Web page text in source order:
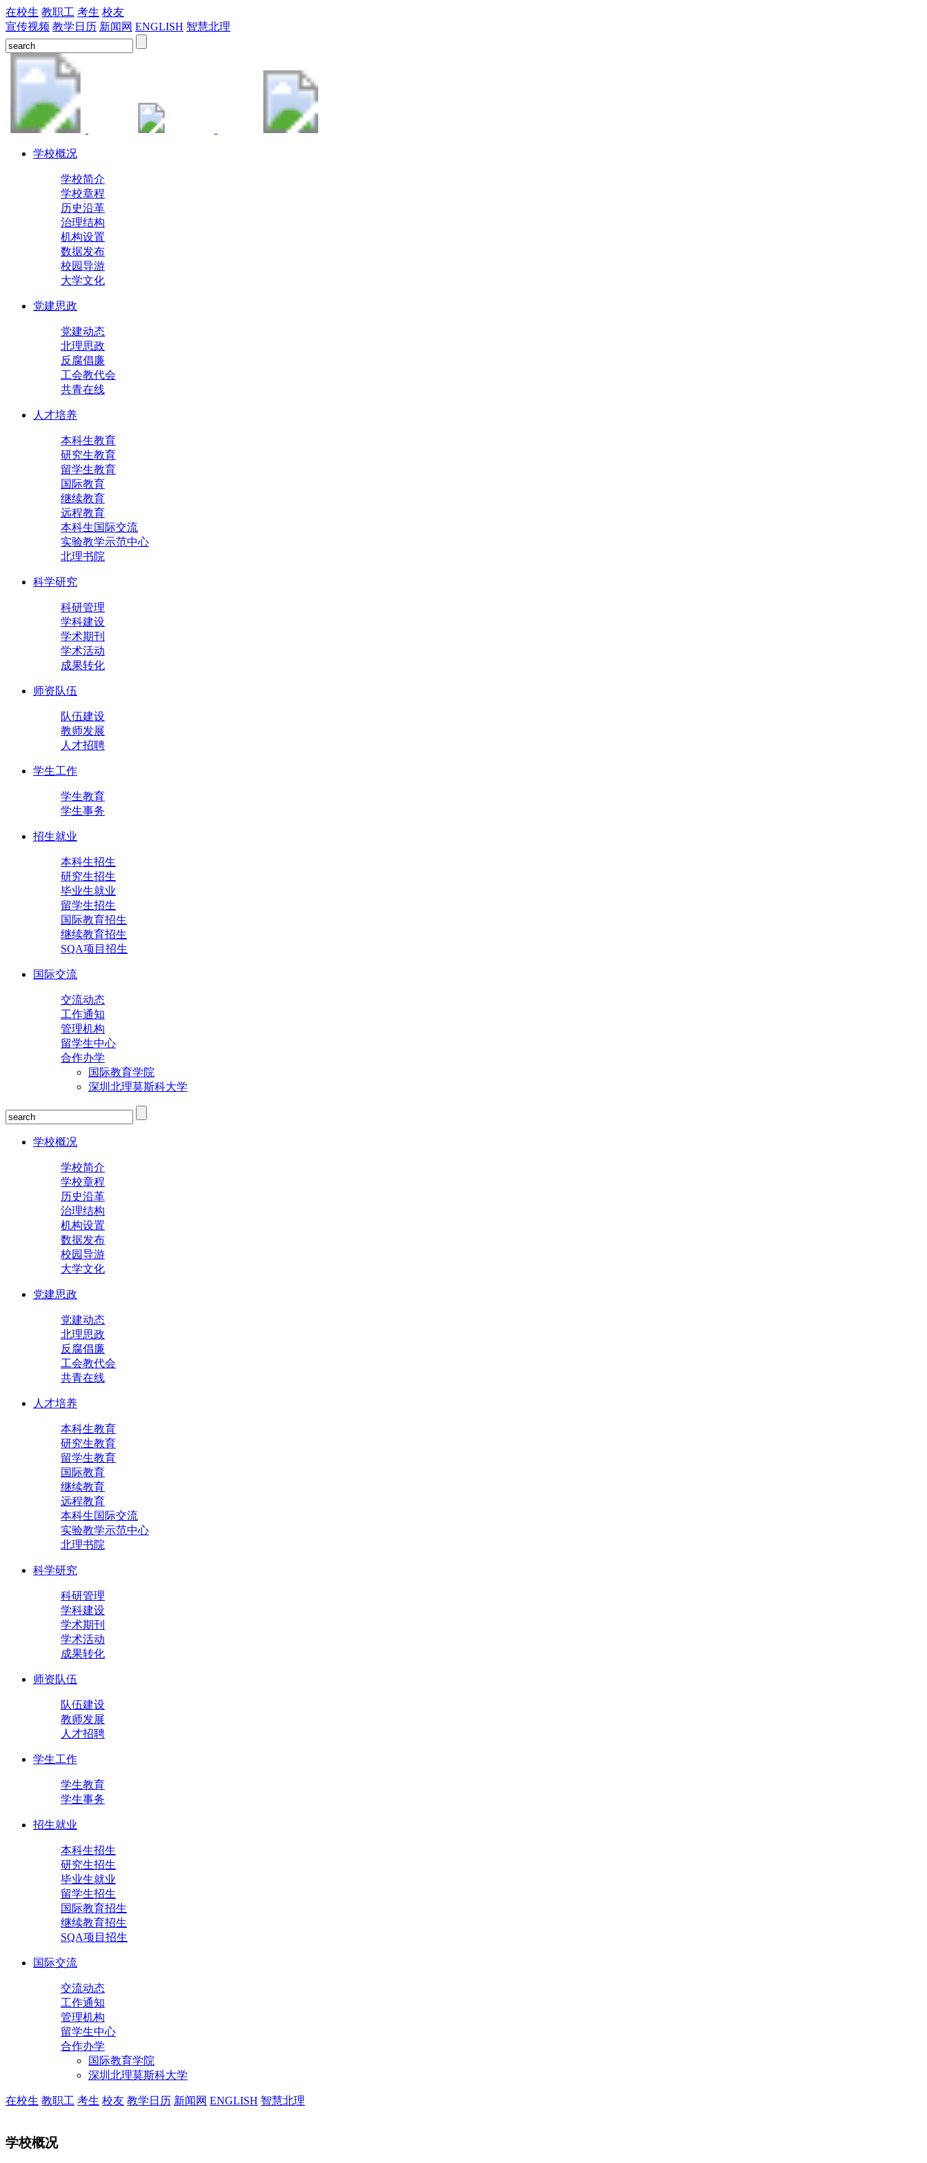
在校生 教职工 考生 校友
宣传视频 教学日历 新闻网 ENGLISH 智慧北理
学校概况
学校简介
学校章程
历史沿革
治理结构
机构设置
数据发布
校园导游
大学文化
党建思政
党建动态
北理思政
反腐倡廉
工会教代会
共青在线
人才培养
本科生教育
研究生教育
留学生教育
国际教育
继续教育
远程教育
本科生国际交流
实验教学示范中心
北理书院
科学研究
科研管理
学科建设
学术期刊
学术活动
成果转化
师资队伍
队伍建设
教师发展
人才招聘
学生工作
学生教育
学生事务
招生就业
本科生招生
研究生招生
毕业生就业
留学生招生
国际教育招生
继续教育招生
SQA项目招生
国际交流
交流动态
工作通知
管理机构
留学生中心
合作办学
国际教育学院
深圳北理莫斯科大学
学校概况
学校简介
学校章程
历史沿革
治理结构
机构设置
数据发布
校园导游
大学文化
党建思政
党建动态
北理思政
反腐倡廉
工会教代会
共青在线
人才培养
本科生教育
研究生教育
留学生教育
国际教育
继续教育
远程教育
本科生国际交流
实验教学示范中心
北理书院
科学研究
科研管理
学科建设
学术期刊
学术活动
成果转化
师资队伍
队伍建设
教师发展
人才招聘
学生工作
学生教育
学生事务
招生就业
本科生招生
研究生招生
毕业生就业
留学生招生
国际教育招生
继续教育招生
SQA项目招生
国际交流
交流动态
工作通知
管理机构
留学生中心
合作办学
国际教育学院
深圳北理莫斯科大学
在校生 教职工 考生 校友 教学日历 新闻网 ENGLISH 智慧北理
学校概况